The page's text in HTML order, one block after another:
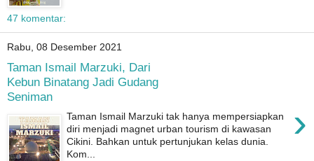
47 komentar:
Rabu, 08 Desember 2021
Taman Ismail Marzuki, Dari
Kebun Binatang Jadi Gudang
Seniman
›
Taman Ismail Marzuki tak hanya mempersiapkan
diri menjadi magnet urban tourism di kawasan
Cikini. Bahkan untuk pertunjukan kelas dunia.
Kom...